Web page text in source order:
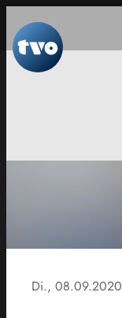
Di., 08.09.2020